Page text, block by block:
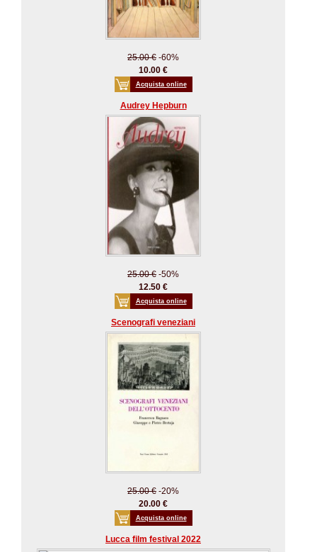
25.00 € -60%
10.00 €
Acquista online
Audrey Hepburn
25.00 € -50%
12.50 €
Acquista online
Scenografi veneziani
25.00 € -20%
20.00 €
Acquista online
Lucca film festival 2022